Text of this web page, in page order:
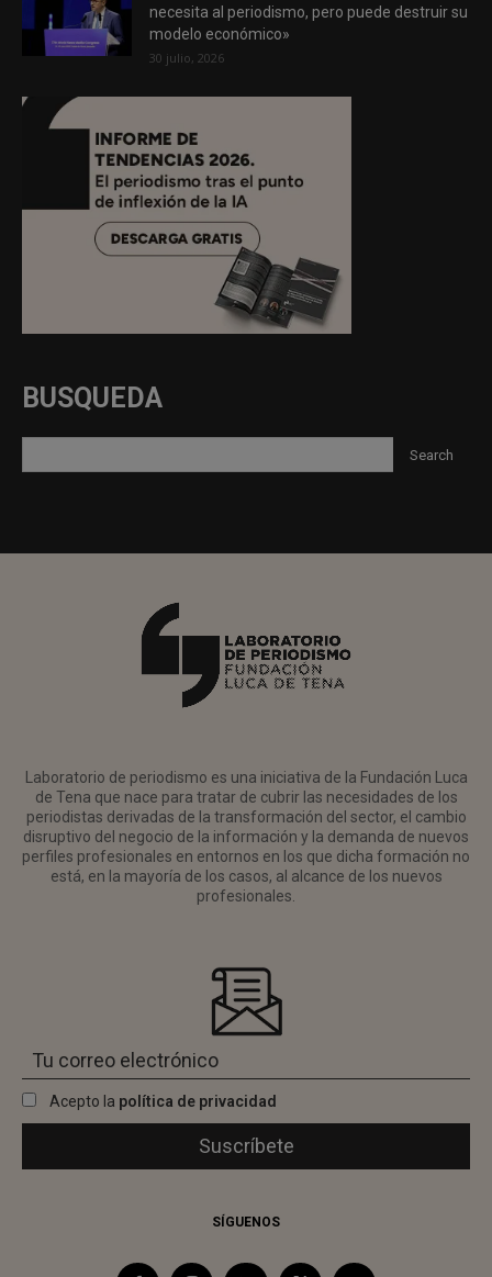
necesita al periodismo, pero puede destruir su
modelo económico»
30 julio, 2026
BUSQUEDA
Laboratorio de periodismo es una iniciativa de la Fundación Luca
de Tena que nace para tratar de cubrir las necesidades de los
periodistas derivadas de la transformación del sector, el cambio
disruptivo del negocio de la información y la demanda de nuevos
perfiles profesionales en entornos en los que dicha formación no
está, en la mayoría de los casos, al alcance de los nuevos
profesionales.
Acepto la política de privacidad
SÍGUENOS